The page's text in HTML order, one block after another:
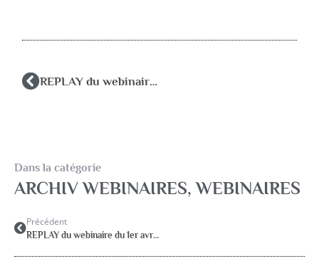
REPLAY du webinaire du 1er avril 2026 : Penser l’intervention du PsyEN en classe
Dans la catégorie
ARCHIV WEBINAIRES,WEBINAIRES
Précédent
REPLAY du webinaire du 1er avril 2026 : Penser l’intervention du PsyEN en classe